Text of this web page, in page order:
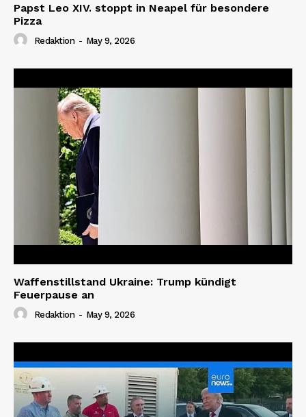
Papst Leo XIV. stoppt in Neapel für besondere
Pizza
Redaktion - May 9, 2026
Waffenstillstand Ukraine: Trump kündigt
Feuerpause an
Redaktion - May 9, 2026